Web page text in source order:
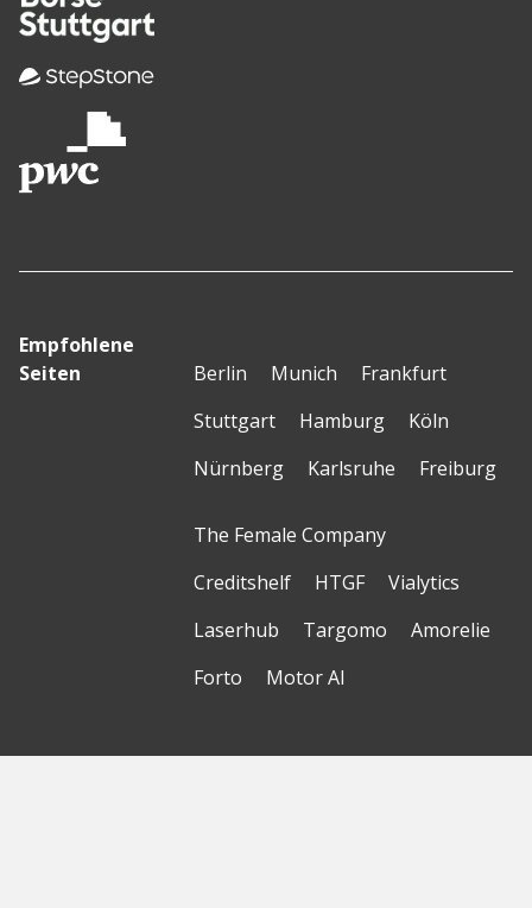
Empfohlene
Seiten
Berlin Munich
Frankfurt
Stuttgart
Hamburg
Köln
Nürnberg
Karlsruhe Freiburg
The Female Company
Creditshelf
HTGF
Vialytics
Laserhub
Targomo
Amorelie
Forto
Motor AI